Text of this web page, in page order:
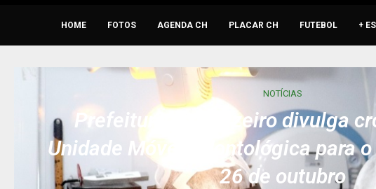
HOME FOTOS AGENDA CH PLACAR CH FUTEBOL +
NOTÍCIAS
Prefeitura de Juazeiro divulga
Unidade Móvel Odontológica para
26 de outubro